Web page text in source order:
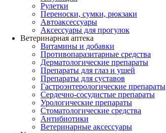
Рулетки
Переноски, сумки, рюкзаки
Автоаксессуары
Аксессуары для прогулок
Ветеринарная аптека
Витамины и добавки
Противопаразитарные средства
Дерматологические препараты
Препараты для глаз и ушей
Препараты для суставов
Гастроэнтерологические препараты
Сердечно-сосудистые препараты
Урологические препараты
Стоматологические средства
Антибиотики
Ветеринарные аксессуары